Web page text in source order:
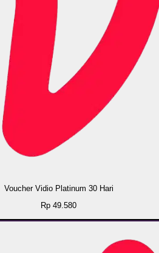
Voucher Vidio Platinum 30 Hari
Rp 49.580